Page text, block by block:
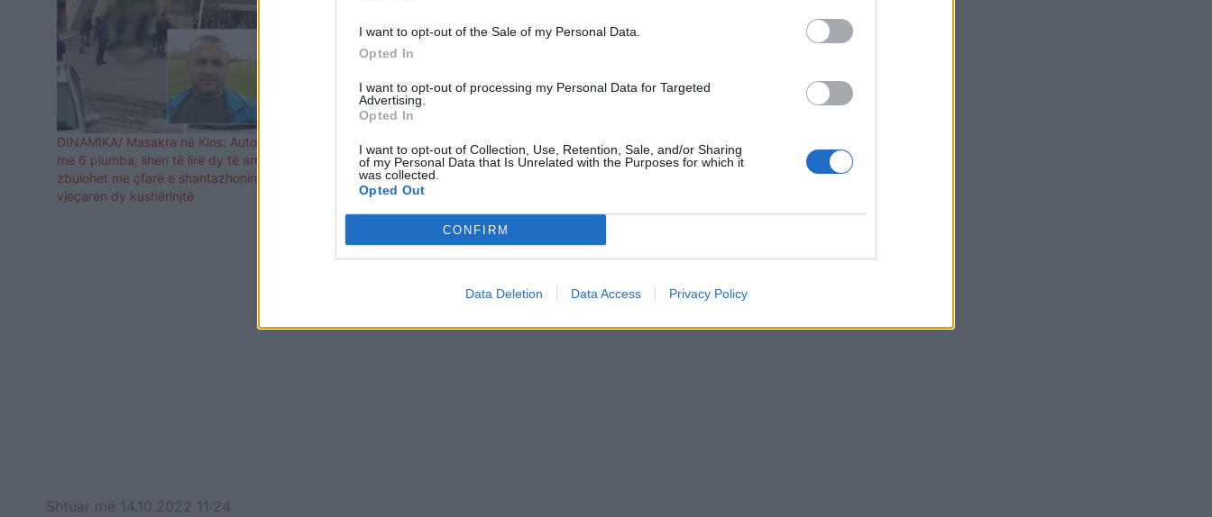
I want to opt-out of the Sale of my Personal Data.
Opted In
I want to opt-out of processing my Personal Data for Targeted
Advertising.
Opted In
I want to opt-out of Collection, Use, Retention, Sale, and/or Sharing
of my Personal Data that Is Unrelated with the Purposes for which it
was collected.
Opted Out
CONFIRM
Data Deletion Data Access Privacy Policy
DINAMIKA/ Masakra në Klos: Autori qëlloi
me 6 plumba, lihen të lirë dy të arrestuarit,
zbulohet me çfarë e shantazhonin të 16-
vjeçaren dy kushërinjtë
Vrau babë e bir në Klos, ky është autori që
u vetëvra (FOTO LAJM)
Masakra në Klos, gazetari: Etiketimi fyes
ndaj 16-vjeçares “tërboi” Fiqiri Mjeshtrin,
Shtuar më 14.10.2022 11:24